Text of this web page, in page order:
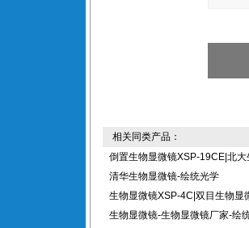
相关同类产品：
倒置生物显微镜XSP-19CE|北大
清华生物显微镜-绘统光学
生物显微镜XSP-4C|双目生物显
生物显微镜-生物显微镜厂家-绘